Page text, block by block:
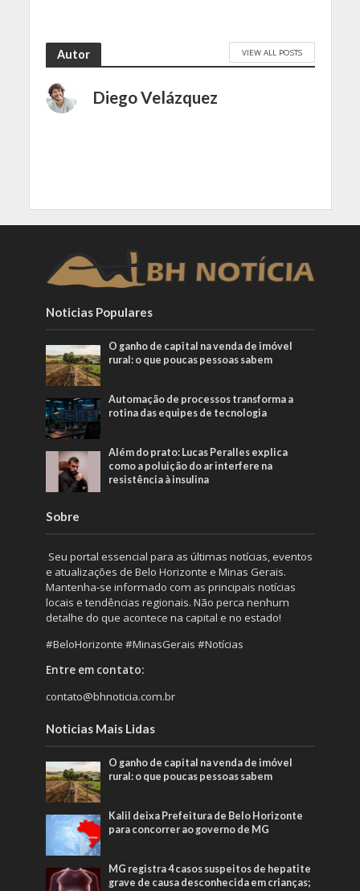
Autor VIEW ALL POSTS
Diego Velázquez
Noticias Populares
O ganho de capital na venda de imóvel
rural: o que poucas pessoas sabem
Automação de processos transforma a
rotina das equipes de tecnologia
Além do prato: Lucas Peralles explica
como a poluição do ar interfere na
resistência à insulina
Sobre
Seu portal essencial para as últimas notícias, eventos
e atualizações de Belo Horizonte e Minas Gerais.
Mantenha-se informado com as principais notícias
locais e tendências regionais. Não perca nenhum
detalhe do que acontece na capital e no estado!
#BeloHorizonte #MinasGerais #Notícias
Entre em contato:
contato@bhnoticia.com.br
Noticias Mais Lidas
O ganho de capital na venda de imóvel
rural: o que poucas pessoas sabem
Kalil deixa Prefeitura de Belo Horizonte
para concorrer ao governo de MG
MG registra 4 casos suspeitos de hepatite
grave de causa desconhecida em crianças;